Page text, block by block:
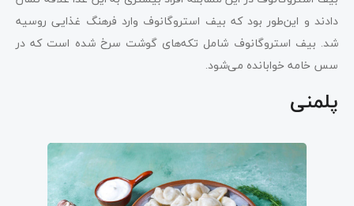
دادند و این‌طور بود که بیف استروگانوف وارد فرهنگ غذایی روسیه
شد. بیف استروگانوف شامل تکه‌های گوشت سرخ شده است که در
سس خامه خوابانده می‌شود.
پلمنی